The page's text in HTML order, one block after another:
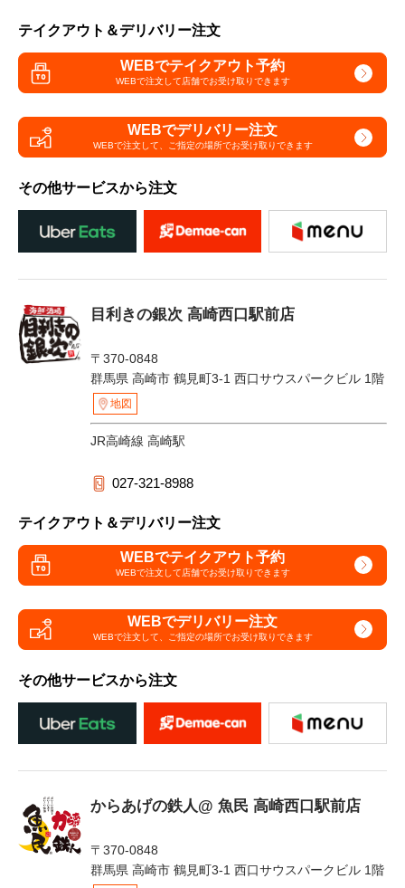
テイクアウト＆デリバリー注文
WEBでテイクアウト予約
WEBで注文して店舗でお受け取りできます
WEBでデリバリー注文
WEBで注文して、 ご指定の場所でお受け取りできます
その他サービスから注文
目利きの銀次 高崎西口駅前店
〒370-0848
群馬県 高崎市 鶴見町3-1 西口サウスパークビル 1階
地図
JR高崎線 高崎駅
027-321-8988
テイクアウト＆デリバリー注文
WEBでテイクアウト予約
WEBで注文して店舗でお受け取りできます
WEBでデリバリー注文
WEBで注文して、 ご指定の場所でお受け取りできます
その他サービスから注文
からあげの鉄人@ 魚民 高崎西口駅前店
〒370-0848
群馬県 高崎市 鶴見町3-1 西口サウスパークビル 1階